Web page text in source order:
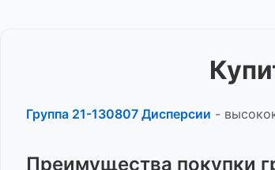
Группа 21-130807 Дисперсии -
Преимущества покупки